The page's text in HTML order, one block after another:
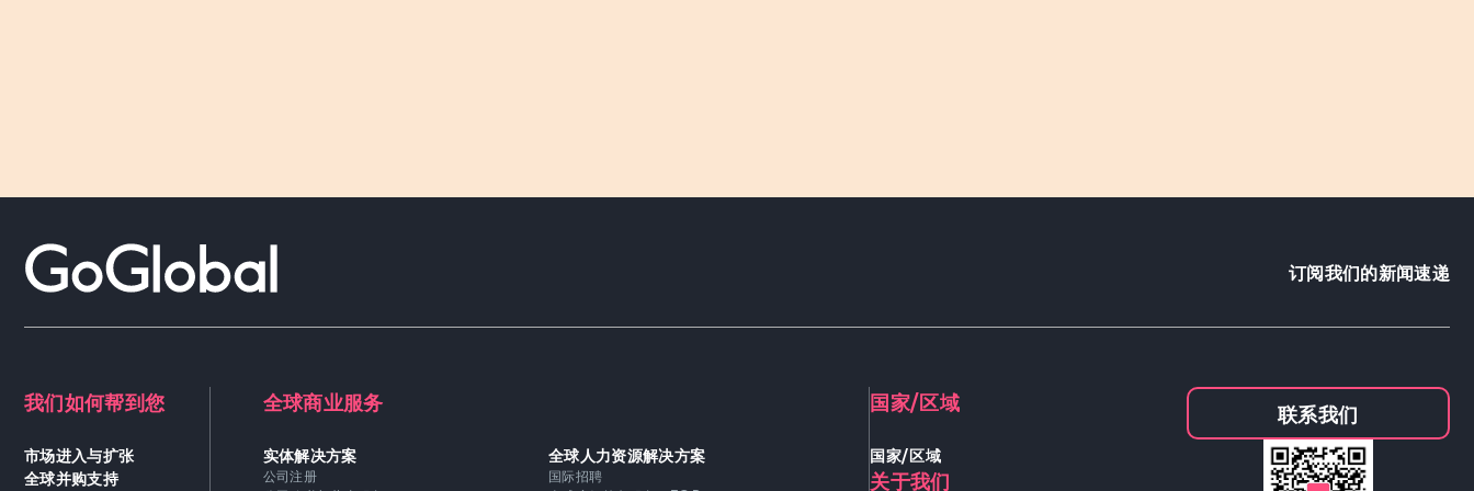
订阅我们的新闻速递
我们如何帮到您
市场进入与扩张
全球并购支持
全球商业服务
实体解决方案
公司注册
全球人力资源解决方案
国际招聘
国家/区域
国家/区域
关于我们
联系我们